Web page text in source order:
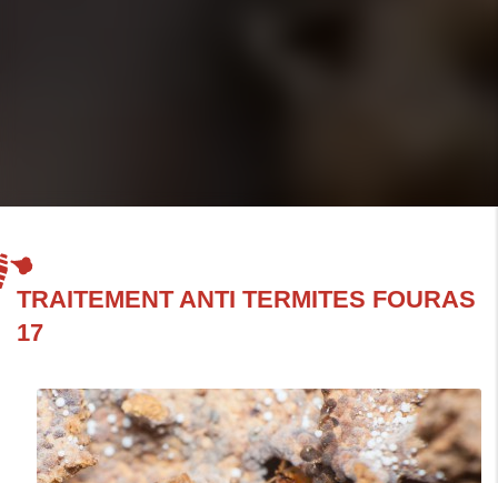
TRAITEMENT ANTI TERMITES FOURAS
17